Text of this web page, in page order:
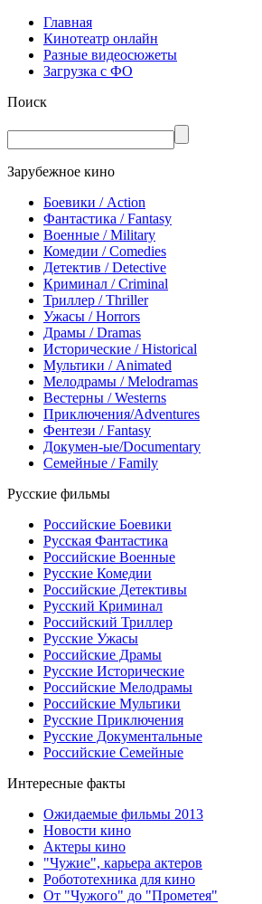
Главная
Кинотеатр онлайн
Разные видеосюжеты
Загрузка с ФО
Поиск
Зарубежное кино
Боевики / Action
Фантастика / Fantasy
Военные / Military
Комедии / Comedies
Детектив / Detective
Криминал / Criminal
Триллер / Thriller
Ужасы / Horrors
Драмы / Dramas
Исторические / Historical
Мультики / Animated
Мелодрамы / Melodramas
Вестерны / Westerns
Приключения/Adventures
Фентези / Fantasy
Докумен-ые/Documentary
Семейные / Family
Русские фильмы
Российские Боевики
Русская Фантастика
Российские Военные
Русские Комедии
Российские Детективы
Русский Криминал
Российский Триллер
Русские Ужасы
Российские Драмы
Русские Исторические
Российские Мелодрамы
Российские Мультики
Русские Приключения
Русские Документальные
Российские Семейные
Интересные факты
Ожидаемые фильмы 2013
Новости кино
Актеры кино
"Чужие", карьера актеров
Робототехника для кино
От "Чужого" до "Прометея"